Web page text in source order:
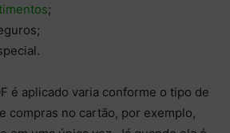
;
é aplicado varia conforme o tipo de
compras no cartão, por exemplo,